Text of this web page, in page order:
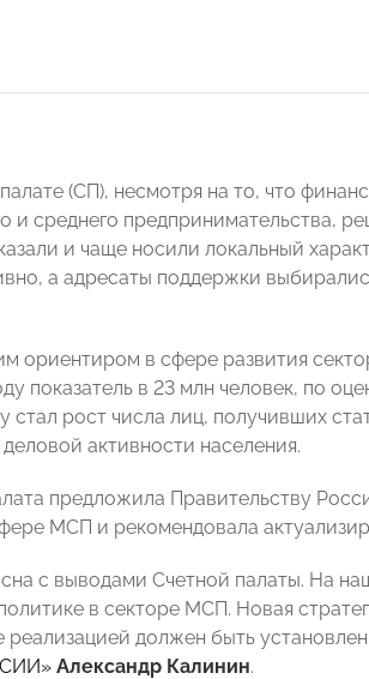
(СП), несмотря на то, что
и среднего предпринимательства,
и чаще носили локальный
а адресаты поддержки
ориентиром в сфере развития
показатель в 23 млн человек, по
стал рост числа лиц, получивших
активности населения.
предложила Правительству
МСП и рекомендовала
с выводами Счетной палаты. На
в секторе МСП. Новая
реализацией должен быть
Александр Калинин.